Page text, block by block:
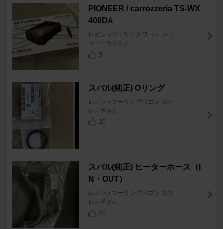
PIONEER / carrozzeria TS-WX
400DA
レガシィツーリングワゴン [BP]
☆ユーヤ☆さん
5
スバル(純正) Oリング
レガシィツーリングワゴン [BP]
レガ子さん
20
スバル(純正) ヒーターホース（I
N・OUT）
レガシィツーリングワゴン [BP]
レガ子さん
20